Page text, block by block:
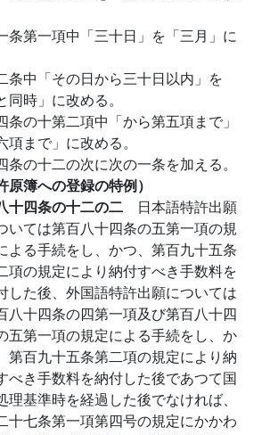
条第一項中「三十日」を「三月」に
条中「その日から三十日以内」を
同時」に改める。
条の十第二項中「から第五項まで」
項まで」に改める。
条の十二の次に次の一条を加える。
原簿への登録の特例）
十四条の十二の二 日本語特許出願
いては第百八十四条の五第一項の規
よる手続をし、かつ、第百九十五条
項の規定により納付すべき手数料を
した後、外国語特許出願については
八十四条の四第一項及び第百八十四
五第一項の規定による手続をし、か
第百九十五条第二項の規定により納
べき手数料を納付した後であつて国
理基準時を経過した後でなければ、
十七条第一項第四号の規定にかかわ